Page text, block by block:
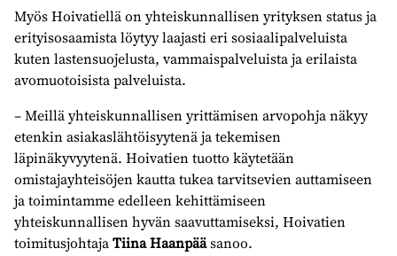
Myös Hoivatiellä on yhteiskunnallisen yrityksen status ja
erityisosaamista löytyy laajasti eri sosiaalipalveluista
kuten lastensuojelusta, vammaispalveluista ja erilaista
avomuotoisista palveluista.
– Meillä yhteiskunnallisen yrittämisen arvopohja näkyy
etenkin asiakaslähtöisyytenä ja tekemisen
läpinäkyvyytenä. Hoivatien tuotto käytetään
omistajayhteisöjen kautta tukea tarvitsevien auttamiseen
ja toimintamme edelleen kehittämiseen
yhteiskunnallisen hyvän saavuttamiseksi, Hoivatien
toimitusjohtajaTiina Haanpääsanoo.